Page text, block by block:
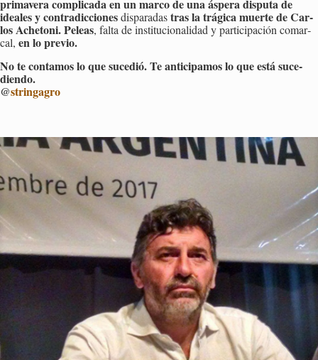
pri­ma­ve­ra com­pli­ca­da en un marco de una ás­pe­ra dispu­ta de
idea­les y con­tra­dic­cio­nesdis­pa­ra­dastras la trá­gi­ca muer­te de Car­
los Ache­to­ni. Pe­leas, falta de ins­ti­tu­cio­na­li­dad y par­ti­ci­pa­ción co­mar­
cal, en lo pre­vio.
No te con­ta­mos lo que su­ce­dió. Te an­ti­ci­pa­mos lo que está su­ce­
dien­do.
@strin­ga­gro